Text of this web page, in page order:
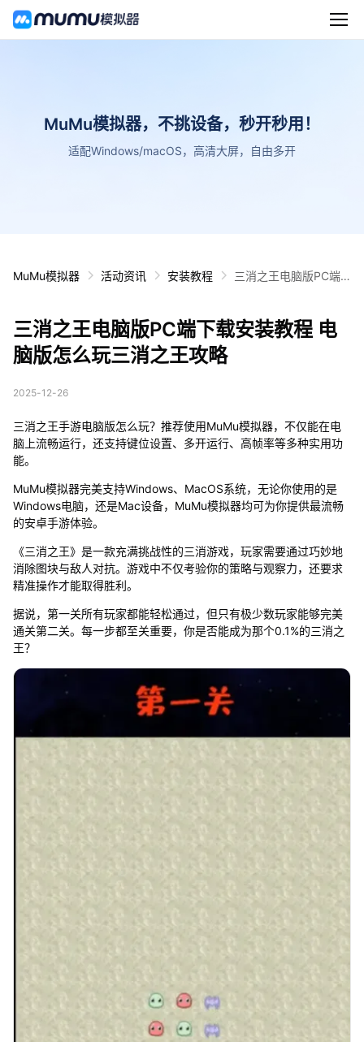
MuMu模拟器，不挑设备，秒开秒用！
适配Windows/macOS，高清大屏，自由多开
MuMu模拟器 活动资讯 安装教程
三消之王电脑版PC端
三消之王电脑版PC端下载安装教程 电
脑版怎么玩三消之王攻略
2025-12-26
三消之王手游电脑版怎么玩？推荐使用MuMu模拟器，不仅能在电
脑上流畅运行，还支持键位设置、多开运行、高帧率等多种实用功
能。
MuMu模拟器完美支持Windows、MacOS系统，无论你使用的是
Windows电脑，还是Mac设备，MuMu模拟器均可为你提供最流畅
的安卓手游体验。
《三消之王》是一款充满挑战性的三消游戏，玩家需要通过巧妙地
消除图块与敌人对抗。游戏中不仅考验你的策略与观察力，还要求
精准操作才能取得胜利。
据说，第一关所有玩家都能轻松通过，但只有极少数玩家能够完美
通关第二关。每一步都至关重要，你是否能成为那个0.1%的三消之
王？